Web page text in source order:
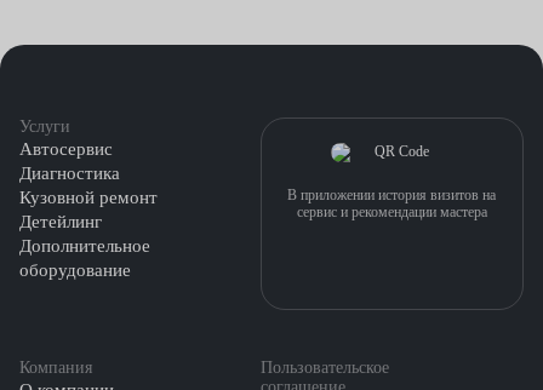
Услуги
Автосервис
Диагностика
Кузовной ремонт
Детейлинг
Дополнительное
оборудование
Компания
Пользовательское
В приложении история визитов на
сервис и рекомендации мастера